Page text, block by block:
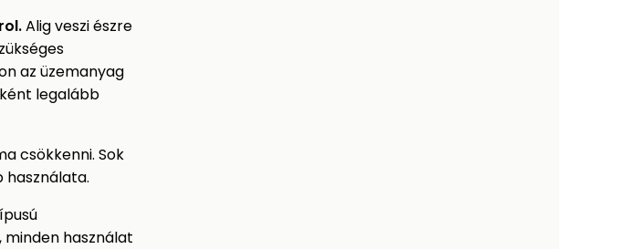
Alig veszi észre
az üzemanyag
legalább
csökkenni. Sok
használata.
használat